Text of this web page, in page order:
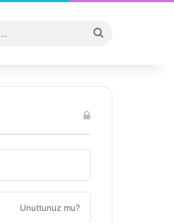
...
Unuttunuz mu?